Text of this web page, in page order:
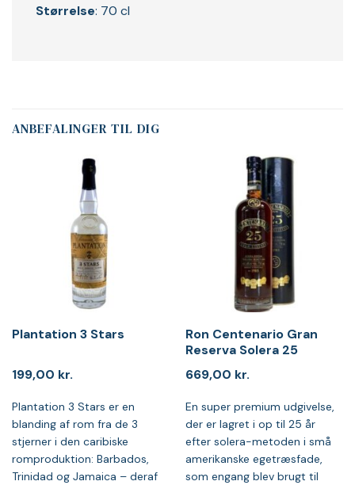
Størrelse: 70 cl
ANBEFALINGER TIL DIG
Plantation 3 Stars
199,00 kr.
Plantation 3 Stars er en
blanding af rom fra de 3
stjerner i den caribiske
romproduktion: Barbados,
Trinidad og Jamaica – deraf
Ron Centenario Gran
Reserva Solera 25
669,00 kr.
En super premium udgivelse,
der er lagret i op til 25 år
efter solera-metoden i små
amerikanske egetræsfade,
som engang blev brugt til